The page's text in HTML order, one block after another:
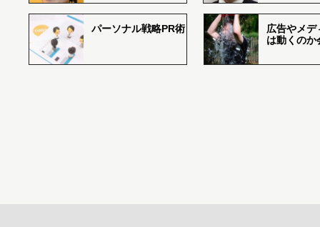
パーソナル戦略PR術
広告やメデ
は動くのか